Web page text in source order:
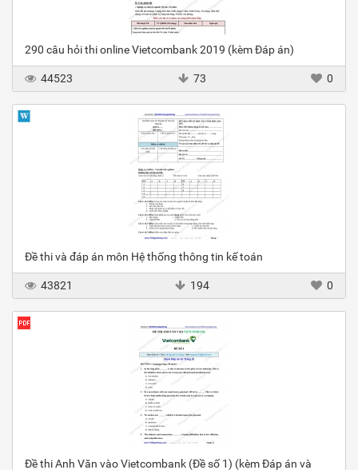
290 câu hỏi thi online Vietcombank 2019 (kèm Đáp án)
44523 73 0
Đề thi và đáp án môn Hệ thống thông tin kế toán
43821 194 0
Đề thi Anh Văn vào Vietcombank (Đề số 1) (kèm Đáp án và